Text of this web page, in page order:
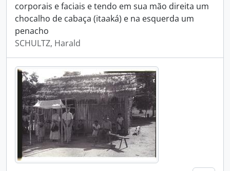
corporais e faciais e tendo em sua mão direita um
chocalho de cabaça (itaaká) e na esquerda um
penacho
SCHULTZ, Harald